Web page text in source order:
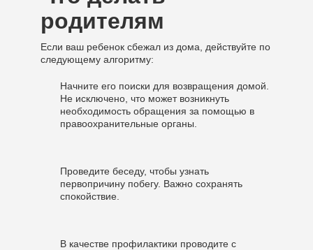
родителям
Если ваш ребенок сбежал из дома, действуйте по
следующему алгоритму:
Начните его поиски для возвращения домой.
Не исключено, что может возникнуть
необходимость обращения за помощью в
правоохранительные органы.
Проведите беседу, чтобы узнать
первопричину побегу. Важно сохранять
спокойствие.
В качестве профилактики проводите с